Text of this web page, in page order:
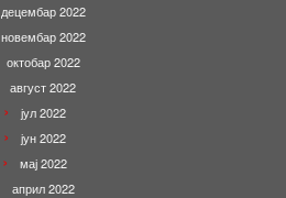
децембар 2022
новембар 2022
октобар 2022
август 2022
јул 2022
јун 2022
мај 2022
април 2022